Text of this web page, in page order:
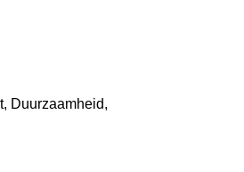
Duurzaamheid,